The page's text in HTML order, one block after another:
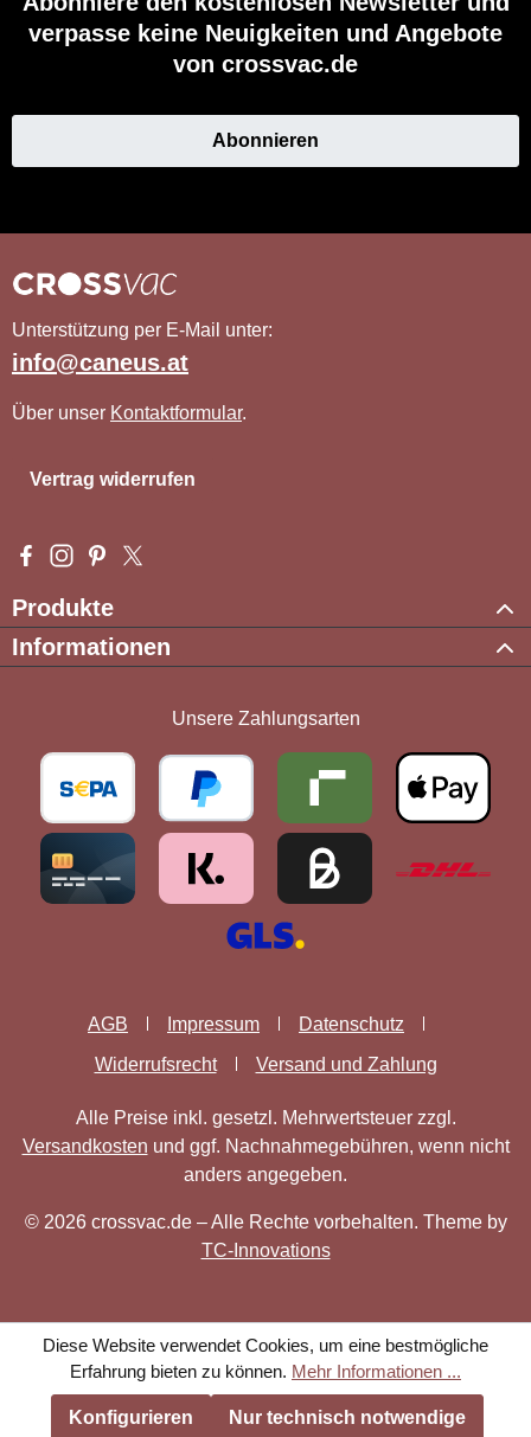
verpasse keine Neuigkeiten und Angebote
von crossvac.de
Abonnieren
Unterstützung per E-Mail unter:
info@caneus.at
Über unser Kontaktformular.
Vertrag widerrufen
Besuche uns auf Facebook – öffnet in neuem Tab (externer
Schau auf Instagram vorbei – öffnet in neuem Tab
Lass dich auf Pinterest inspirieren – öffnet in neuem
Folge uns auf X – öffnet in neuem Tab (externer
Produkte
Informationen
Unsere Zahlungsarten
AGB Impressum
Datenschutz
Widerrufsrecht
Versand und Zahlung
Alle Preise inkl. gesetzl. Mehrwertsteuer zzgl.
Versandkosten und ggf. Nachnahmegebühren, wenn nicht
anders angegeben.
© 2026 crossvac.de – Alle Rechte vorbehalten. Theme by
TC-Innovations
Diese Website verwendet Cookies, um eine bestmögliche
Erfahrung bieten zu können. Mehr Informationen ...
Nur technisch notwendige
Konfigurieren